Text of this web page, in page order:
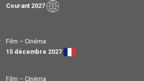
Courant 2027
Film – Cinéma
15 décembre 2027
Film – Cinéma